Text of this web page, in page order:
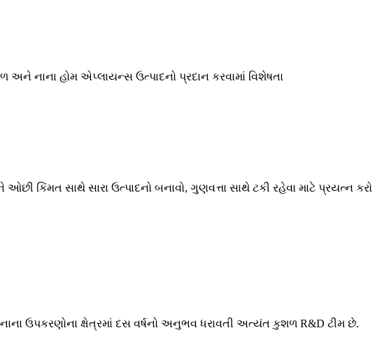
અને નાના હોમ એપ્લાયન્સ ઉત્પાદનો પ્રદાન કરવામાં વિશેષતા
કિંમત સાથે સારા ઉત્પાદનો બનાવો, ગુણવત્તા સાથે ટકી રહેવા માટે પ્રયત્ન
ઉપકરણોના ક્ષેત્રમાં દસ વર્ષનો અનુભવ ધરાવતી અત્યંત કુશળ R&D ટીમ છે.